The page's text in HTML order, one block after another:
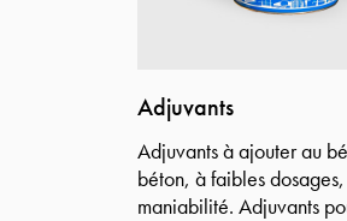
Adjuvants
Adjuvants à ajouter au
béton, à faibles
maniabilité. Adjuvants